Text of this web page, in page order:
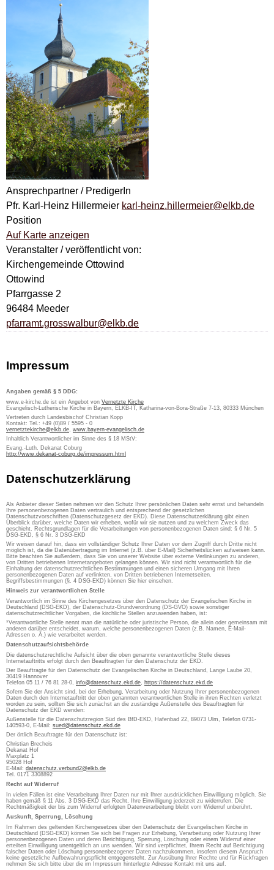
Ansprechpartner / PredigerIn
Pfr. Karl-Heinz Hillermeier karl-heinz.hillermeier@elkb.de
Position
Auf Karte anzeigen
Veranstalter / veröffentlicht von:
Kirchengemeinde Ottowind
Ottowind
Pfarrgasse 2
96484 Meeder
pfarramt.grosswalbur@elkb.de
Impressum
Angaben gemäß § 5 DDG:
www.e-kirche.de ist ein Angebot von Vernetzte Kirche
Evangelisch-Lutherische Kirche in Bayern, ELKB-IT, Katharina-von-Bora-Straße 7-13, 80333 München
Vertreten durch Landesbischof Christian Kopp
Kontakt: Tel.: +49 (0)89 / 5595 - 0
vernetztekirche@elkb.de, www.bayern-evangelisch.de
Inhaltlich Verantwortlicher im Sinne des § 18 MStV:
Evang.-Luth. Dekanat Coburg
http://www.dekanat-coburg.de/impressum.html
Datenschutzerklärung
Als Anbieter dieser Seiten nehmen wir den Schutz Ihrer persönlichen Daten sehr ernst und behandeln
Ihre personenbezogenen Daten vertraulich und entsprechend der gesetzlichen
Datenschutzvorschriften (Datenschutzgesetz der EKD). Diese Datenschutzerklärung gibt einen
Überblick darüber, welche Daten wir erheben, wofür wir sie nutzen und zu welchem Zweck das
geschieht. Rechtsgrundlagen für die Verarbeitungen von personenbezogenen Daten sind: § 6 Nr. 5
DSG-EKD, § 6 Nr. 3 DSG-EKD
Wir weisen darauf hin, dass ein vollständiger Schutz Ihrer Daten vor dem Zugriff durch Dritte nicht
möglich ist, da die Datenübertragung im Internet (z.B. über E-Mail) Sicherheitslücken aufweisen kann.
Bitte beachten Sie außerdem, dass Sie von unserer Website über externe Verlinkungen zu anderen,
von Dritten betriebenen Internetangeboten gelangen können. Wir sind nicht verantwortlich für die
Einhaltung der datenschutzrechtlichen Bestimmungen und einen sicheren Umgang mit Ihren
personenbezogenen Daten auf verlinkten, von Dritten betriebenen Internetseiten.
Begriffsbestimmungen (§. 4 DSG-EKD) können Sie hier einsehen.
Hinweis zur verantwortlichen Stelle
Verantwortlich im Sinne des Kirchengesetzes über den Datenschutz der Evangelischen Kirche in
Deutschland (DSG-EKD), der Datenschutz-Grundverordnung (DS-GVO) sowie sonstiger
datenschutzrechtlicher Vorgaben, die kirchliche Stellen anzuwenden haben, ist:
*Verantwortliche Stelle nennt man die natürliche oder juristische Person, die allein oder gemeinsam mit
anderen darüber entscheidet, warum, welche personenbezogenen Daten (z.B. Namen, E-Mail-
Adressen o. Ä.) wie verarbeitet werden.
Datenschutzaufsichtsbehörde
Die datenschutzrechtliche Aufsicht über die oben genannte verantwortliche Stelle dieses
Internetauftritts erfolgt durch den Beauftragten für den Datenschutz der EKD.
Der Beauftragte für den Datenschutz der Evangelischen Kirche in Deutschland, Lange Laube 20,
30419 Hannover
Telefon 05 11 / 76 81 28-0, info@datenschutz.ekd.de, https://datenschutz.ekd.de
Sofern Sie der Ansicht sind, bei der Erhebung, Verarbeitung oder Nutzung Ihrer personenbezogenen
Daten durch den Internetauftritt der oben genannten verantwortlichen Stelle in ihren Rechten verletzt
worden zu sein, sollten Sie sich zunächst an die zuständige Außenstelle des Beauftragten für
Datenschutz der EKD wenden:
Außenstelle für die Datenschutzregion Süd des BfD-EKD, Hafenbad 22, 89073 Ulm, Telefon 0731-
140593-0, E-Mail: sued@datenschutz.ekd.de
Der örtlich Beauftragte für den Datenschutz ist:
Christian Brecheis
Dekanat Hof
Maxplatz 1
95028 Hof
E-Mail: datenschutz.verbund2@elkb.de
Tel. 0171 3308892
Recht auf Widerruf
In vielen Fällen ist eine Verarbeitung Ihrer Daten nur mit Ihrer ausdrücklichen Einwilligung möglich. Sie
haben gemäß § 11 Abs. 3 DSG-EKD das Recht, Ihre Einwilligung jederzeit zu widerrufen. Die
Rechtmäßigkeit der bis zum Widerruf erfolgten Datenverarbeitung bleibt vom Widerruf unberührt.
Auskunft, Sperrung, Löschung
Im Rahmen des geltenden Kirchengesetzes über den Datenschutz der Evangelischen Kirche in
Deutschland (DSG-EKD) können Sie sich bei Fragen zur Erhebung, Verarbeitung oder Nutzung Ihrer
personenbezogenen Daten und deren Berichtigung, Sperrung, Löschung oder einem Widerruf einer
erteilten Einwilligung unentgeltlich an uns wenden. Wir sind verpflichtet, Ihrem Recht auf Berichtigung
falscher Daten oder Löschung personenbezogener Daten nachzukommen, insofern diesem Anspruch
keine gesetzliche Aufbewahrungspflicht entgegensteht. Zur Ausübung Ihrer Rechte und für Rückfragen
nehmen Sie sich bitte über die im Impressum hinterlegte Adresse Kontakt mit uns auf.